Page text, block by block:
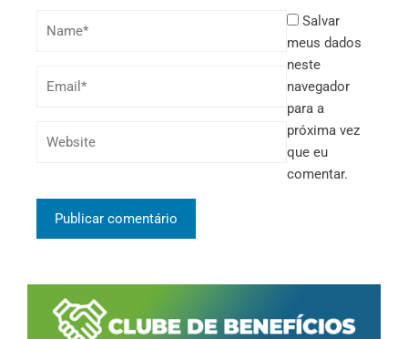
Salvar
meus dados
neste
navegador
para a
próxima vez
que eu
comentar.